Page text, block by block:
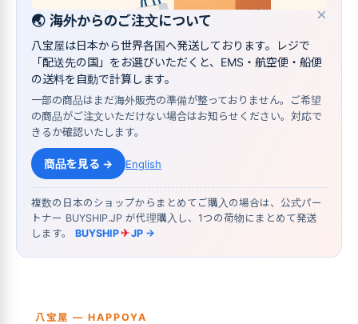
×
🌏 海外からのご注文について
八宝屋は日本から世界各国へ発送しております。レジで
「配送先の国」をお選びいただくと、EMS・航空便・船便
の送料を自動で計算します。
一部の商品はまだ海外販売の準備が整っておりません。ご希望
の商品がご注文いただけない場合はお知らせください。対応で
きるか確認いたします。
商品を見る → English
複数の日本のショップからまとめてご購入の場合は、公式パー
トナー BUYSHIP.JP が代理購入し、1つの荷物にまとめて発送
します。 BUYSHIP✈JP →
八宝屋 — HAPPOYA